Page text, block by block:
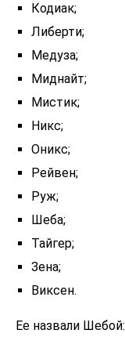
Кодиак;
Либерти;
Медуза;
Миднайт;
Мистик;
Никс;
Оникс;
Рейвен;
Руж;
Шеба;
Тайгер;
Зена;
Виксен.
Ее назвали Шебой: